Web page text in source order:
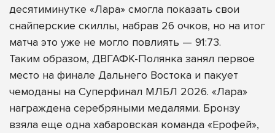
десятиминутке «Лара» смогла показать свои
снайперские скиллы, набрав 26 очков, но на итог
матча это уже не могло повлиять — 91:73.
Таким образом, ДВГАФК-Полянка занял первое
место на финале Дальнего Востока и пакует
чемоданы на Суперфинал МЛБЛ 2026. «Лара»
награждена серебряными медалями. Бронзу
взяла еще одна хабаровская команда «Ерофей»,